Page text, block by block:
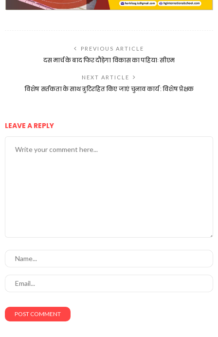
PREVIOUS ARTICLE
दस मार्च के बाद फिर दौड़ेगा विकास का पहियाः सीएम
NEXT ARTICLE
विशेष सर्तकता के साथ त्रुटिरहित किए जाएं चुनाव कार्य : विशेष प्रेक्षक
LEAVE A REPLY